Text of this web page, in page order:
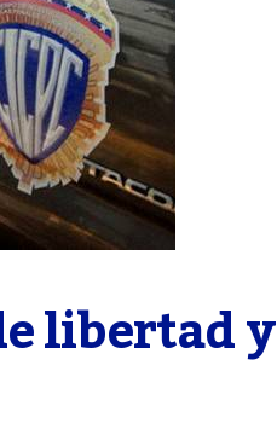
libertad y